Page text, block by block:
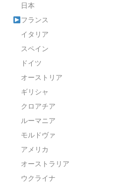
日本
フランス
イタリア
スペイン
ドイツ
オーストリア
ギリシャ
クロアチア
ルーマニア
モルドヴァ
アメリカ
オーストラリア
ウクライナ